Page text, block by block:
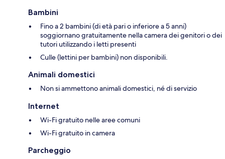
Bambini
Fino a 2 bambini (di età pari o inferiore a 5 anni)
soggiornano gratuitamente nella camera dei genitori o dei
tutori utilizzando i letti presenti
Culle (lettini per bambini) non disponibili.
Animali domestici
Non si ammettono animali domestici, né di servizio
Internet
Wi-Fi gratuito nelle aree comuni
Wi-Fi gratuito in camera
Parcheggio